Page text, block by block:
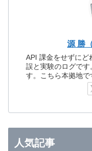
源 勝
API 課金をせずにど
誤と実験のログで
す。こちら本拠地で
人気記事